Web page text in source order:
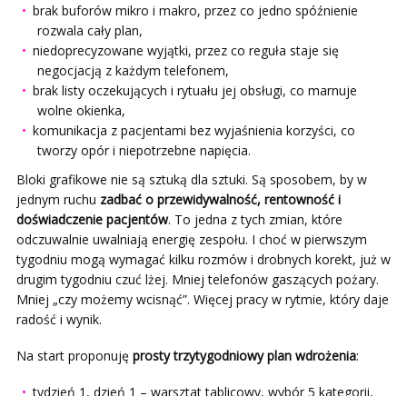
brak buforów mikro i makro, przez co jedno spóźnienie
rozwala cały plan,
niedoprecyzowane wyjątki, przez co reguła staje się
negocjacją z każdym telefonem,
brak listy oczekujących i rytuału jej obsługi, co marnuje
wolne okienka,
komunikacja z pacjentami bez wyjaśnienia korzyści, co
tworzy opór i niepotrzebne napięcia.
Bloki grafikowe nie są sztuką dla sztuki. Są sposobem, by w
jednym ruchu zadbać o przewidywalność, rentowność i
doświadczenie pacjentów. To jedna z tych zmian, które
odczuwalnie uwalniają energię zespołu. I choć w pierwszym
tygodniu mogą wymagać kilku rozmów i drobnych korekt, już w
drugim tygodniu czuć lżej. Mniej telefonów gaszących pożary.
Mniej „czy możemy wcisnąć”. Więcej pracy w rytmie, który daje
radość i wynik.
Na start proponuję prosty trzytygodniowy plan wdrożenia:
tydzień 1, dzień 1 – warsztat tablicowy, wybór 5 kategorii,